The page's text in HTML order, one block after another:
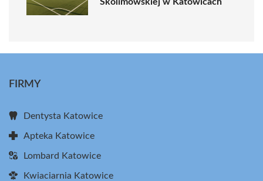
FIRMY
Dentysta Katowice
Apteka Katowice
Lombard Katowice
Kwiaciarnia Katowice